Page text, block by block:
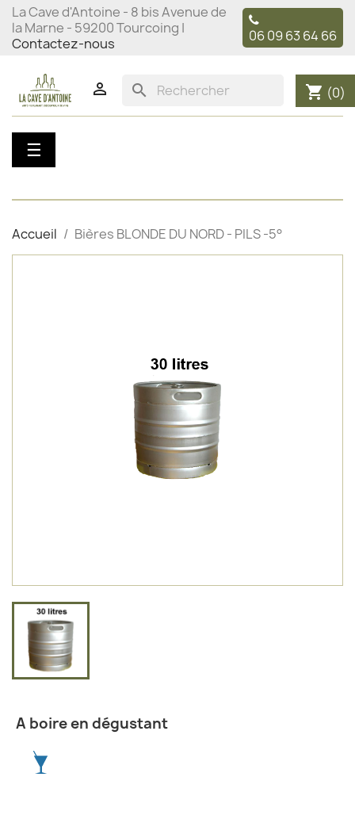
La Cave d'Antoine - 8 bis Avenue de
la Marne - 59200 Tourcoing |
Contactez-nous
06 09 63 64 66
 search shopping_cart (0)
Basculer
la
☰
Accueil Bières BLONDE DU NORD - PILS -5°
A boire en dégustant